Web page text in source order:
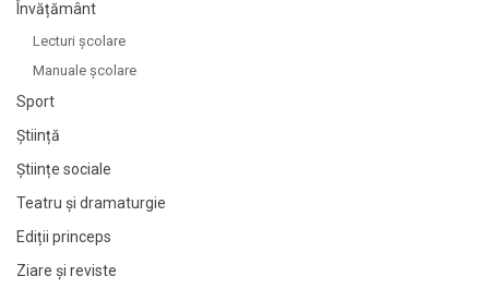
Învățământ
Lecturi şcolare
Manuale şcolare
Sport
Știință
Științe sociale
Teatru și dramaturgie
Ediții princeps
Ziare şi reviste